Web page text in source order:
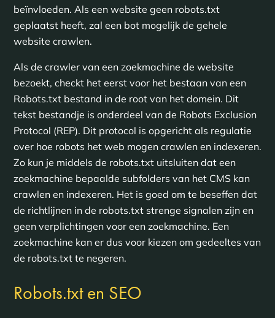
beïnvloeden. Als een website geen robots.txt
geplaatst heeft, zal een bot mogelijk de gehele
website crawlen.
Als de crawler van een zoekmachine de website
bezoekt, checkt het eerst voor het bestaan van een
Robots.txt bestand in de root van het domein. Dit
tekst bestandje is onderdeel van de Robots Exclusion
Protocol (REP). Dit protocol is opgericht als regulatie
over hoe robots het web mogen crawlen en indexeren.
Zo kun je middels de robots.txt uitsluiten dat een
zoekmachine bepaalde subfolders van het CMS kan
crawlen en indexeren. Het is goed om te beseffen dat
de richtlijnen in de robots.txt strenge signalen zijn en
geen verplichtingen voor een zoekmachine. Een
zoekmachine kan er dus voor kiezen om gedeeltes van
de robots.txt te negeren.
Robots.txt en SEO